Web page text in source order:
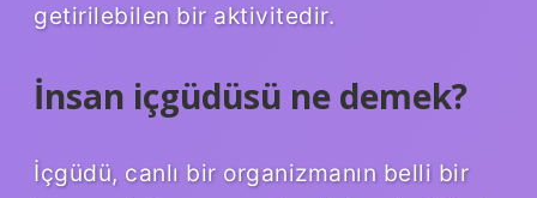
getirilebilen bir aktivitedir.
İnsan içgüdüsü ne demek?
İçgüdü, canlı bir organizmanın belli bir